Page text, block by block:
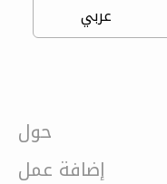
حول
إضافة عمل